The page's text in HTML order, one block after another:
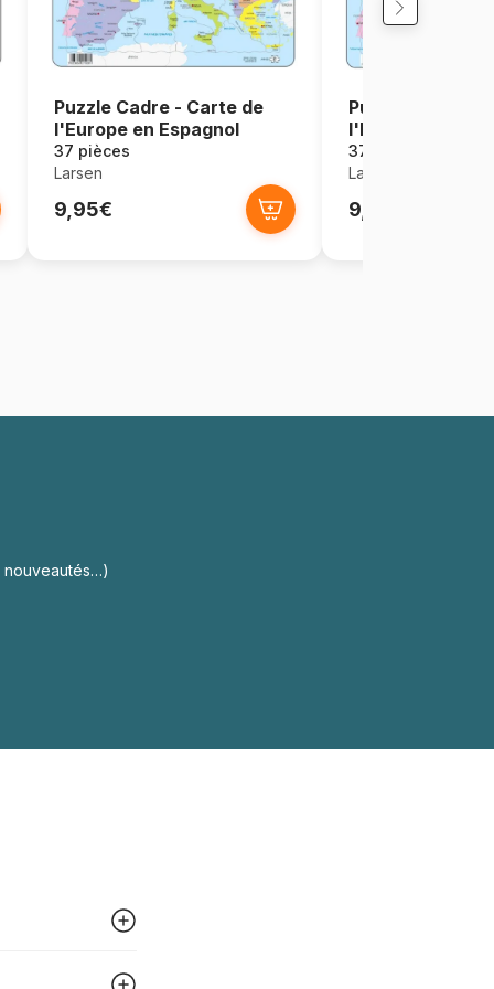
Puzzle Cadre - Carte de
l'Europe en Espagnol
37 pièces
Larsen
9,95€
Puzzle Cadre -
l'Europe en
37 pièces
Larsen
9,95€
nouveautés…)